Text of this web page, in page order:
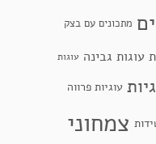
מתכונים עם בצק
עוגות גבינה עוגות
עוגיות פרווה
צמחוני